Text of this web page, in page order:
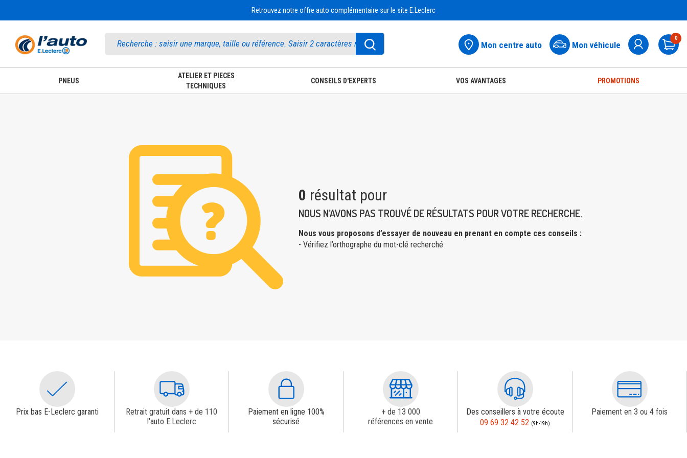
Retrouvez notre offre auto complémentaire sur le site E.Leclerc
Mon centre auto Mon véhicule
0
PNEUS
ATELIER ET PIECES
TECHNIQUES
CONSEILS D'EXPERTS VOS AVANTAGES PROMOTIONS
0 résultat pour
NOUS N’AVONS PAS TROUVÉ DE RÉSULTATS POUR VOTRE RECHERCHE.
Nous vous proposons d’essayer de nouveau en prenant en compte ces conseils :
- Vérifiez l’orthographe du mot-clé recherché
Prix bas E-Leclerc garanti
Retrait gratuit dans + de 110
l'auto E.Leclerc
Paiement en ligne 100%
sécurisé
+ de 13 000
références en vente
Des conseillers à votre écoute
09 69 32 42 52 (9h-19h)
Paiement en 3 ou 4 fois